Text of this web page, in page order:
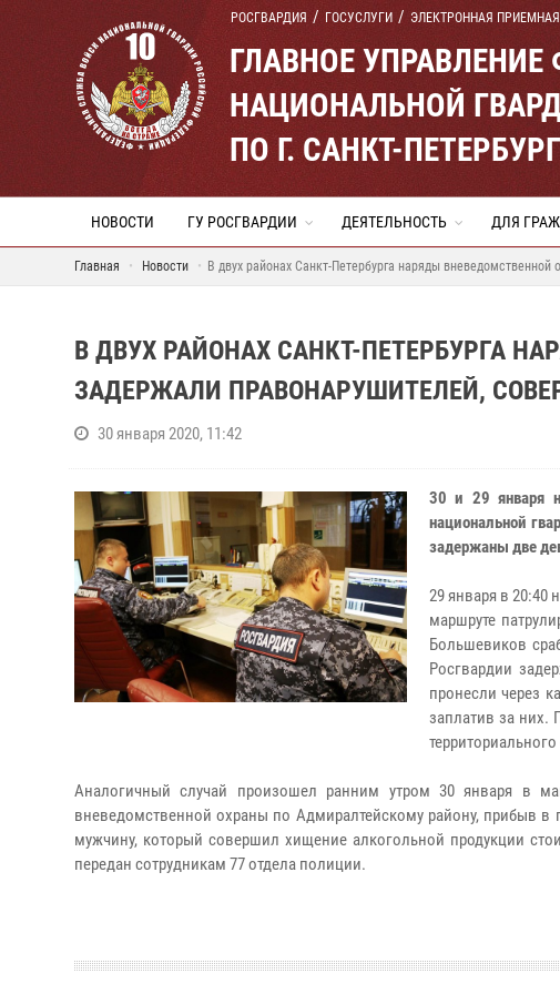
РОСГВАРДИЯ ГОСУСЛУГИ ЭЛЕКТРОННАЯ ПРИЕМНАЯ
ГЛАВНОЕ
НАЦИОНАЛЬНОЙ
ПО Г. САНКТ-
НОВОСТИ ГУ РОСГВАРДИИ ДЕЯТЕЛЬНОСТЬ ДЛЯ
Главная Новости В двух районах Санкт-Петербурга наряды
В ДВУХ РАЙОНАХ САНКТ-ПЕТЕРБУРГА
ЗАДЕРЖАЛИ ПРАВОНАРУШИТЕЛЕЙ,
30 января 2020, 11:42
30 и 29 января
национальной
задержаны две
29 января в 20:40
маршруте
Большевиков
Росгвардии
пронесли через
заплатив за
Аналогичный случай произошел ранним утром 30 января в
вневедомственной охраны по Адмиралтейскому району, прибыв
мужчину, который совершил хищение алкогольной продукции
передан сотрудникам 77 отдела полиции.